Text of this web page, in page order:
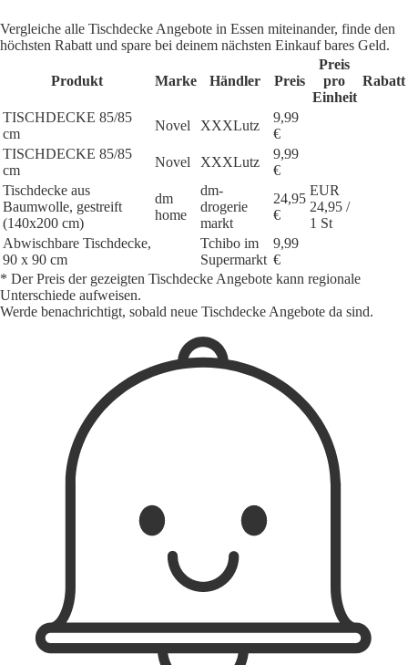
Vergleiche alle Tischdecke Angebote in Essen miteinander, finde den
höchsten Rabatt und spare bei deinem nächsten Einkauf bares Geld.
Produkt Marke Händler Preis
Preis
pro
Einheit
Rabatt
TISCHDECKE 85/85
cm
Novel XXXLutz
9,99
€
TISCHDECKE 85/85
cm
Novel XXXLutz
9,99
€
Tischdecke aus
Baumwolle, gestreift
(140x200 cm)
dm
home
dm-
drogerie
markt
24,95
€
EUR
24,95 /
1 St
Abwischbare Tischdecke,
90 x 90 cm
Tchibo im
Supermarkt
9,99
€
* Der Preis der gezeigten Tischdecke Angebote kann regionale
Unterschiede aufweisen.
Werde benachrichtigt, sobald neue Tischdecke Angebote da sind.